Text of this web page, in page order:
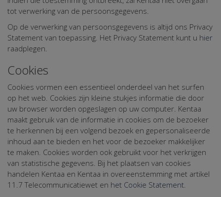
tot verwerking van de persoonsgegevens.
Op de verwerking van persoonsgegevens is altijd ons Privacy
Statement van toepassing. Het Privacy Statement kunt u hier
raadplegen.
Cookies
Cookies vormen een essentieel onderdeel van het surfen
op het web. Cookies zijn kleine stukjes informatie die door
uw browser worden opgeslagen op uw computer. Kentaa
maakt gebruik van de informatie in cookies om de bezoeker
te herkennen bij een volgend bezoek en gepersonaliseerde
inhoud aan te bieden en het voor de bezoeker makkelijker
te maken. Cookies worden ook gebruikt voor het verkrijgen
van statistische gegevens. Bij het plaatsen van cookies
handelen Kentaa en Kentaa in overeenstemming met artikel
11.7 Telecommunicatiewet en het Cookie Statement